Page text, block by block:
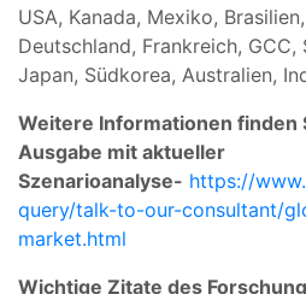
USA, Kanada, Mexiko,
Deutschland, Frankreich, GCC,
Japan, Südkorea, Australien,
Weitere Informationen finden
Ausgabe mit aktueller
Szenarioanalyse- https://
query/talk-to-our-consultant/
market.html
Wichtige Zitate des